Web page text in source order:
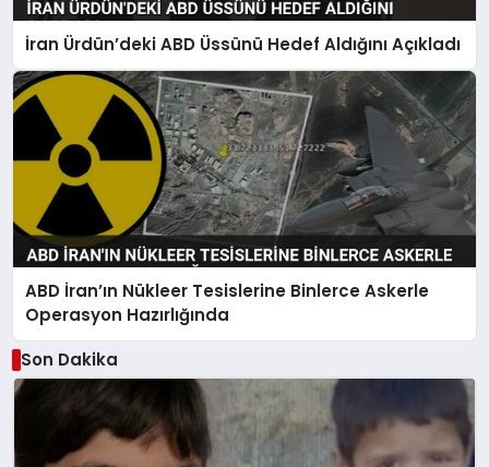
İran Ürdün’deki ABD Üssünü Hedef Aldığını Açıkladı
ABD İran’ın Nükleer Tesislerine Binlerce Askerle
Operasyon Hazırlığında
Son Dakika